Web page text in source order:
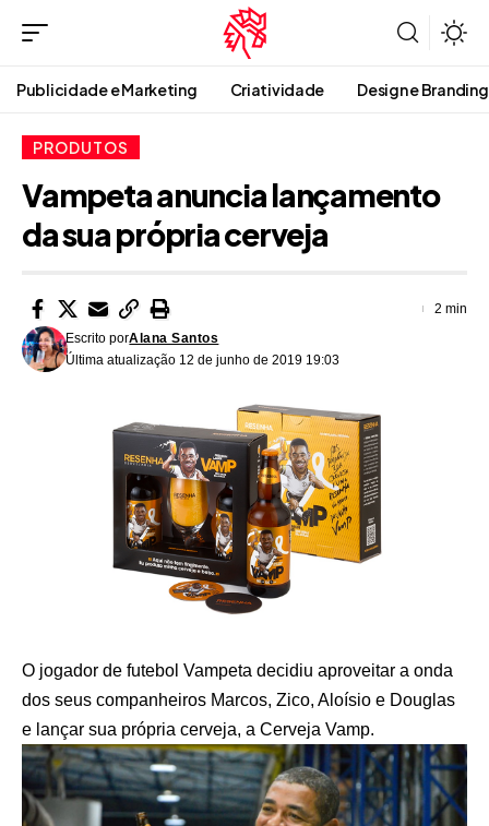
Publicidade e Marketing Criatividade Design e Branding
PRODUTOS
Vampeta anuncia lançamento
da sua própria cerveja
Última atualização 12 de junho de 2019 19:03
Escrito porAlana Santos
2 min
O jogador de futebol Vampeta decidiu aproveitar a onda
dos seus companheiros Marcos, Zico, Aloísio e Douglas
e lançar sua própria cerveja, a Cerveja Vamp.